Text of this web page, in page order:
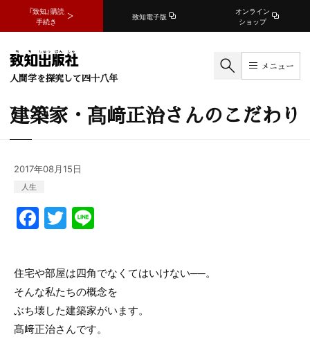
『致知』購読
手続き
致知電子版
オンライン
ショップ
人間学を探究して四十八年
メニュー
建築家・髙﨑正治さんのこだわり
2017年08月15日
人生
F
a
c
e
b
o
T
w
itt
er
e
住宅や部屋は四角でなくてはいけない──。
そんな私たちの概念を
ぶち壊した建築家がいます。
髙﨑正治さんです。